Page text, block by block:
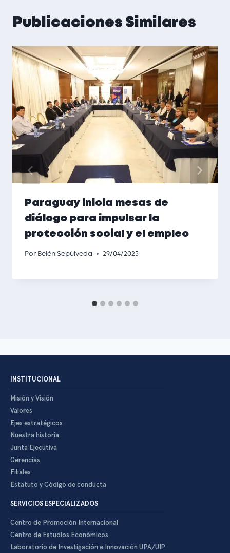
Publicaciones Similares
Paraguay inicia mesas de
diálogo para impulsar la
protección social y el empleo
Por Belén Sepúlveda 29/04/2025
INSTITUCIONAL
Misión y Visión
Valores
Ejes estratégicos
Nuestra historia
Junta Ejecutiva
Gerencias
Filiales
Estatuto y Código de conducta
SERVICIOS ESPECIALIZADOS
Centro de Promoción Internacional
Centro de Estudios Económicos
Laboratorio de Investigación e Innovación UPA/UIP